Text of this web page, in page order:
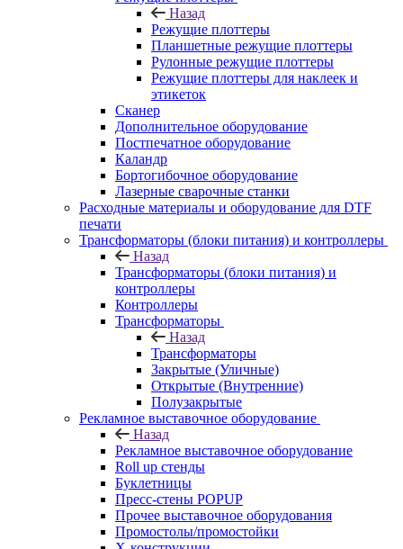
Назад
Режущие плоттеры
Планшетные режущие плоттеры
Рулонные режущие плоттеры
Режущие плоттеры для наклеек и
этикеток
Сканер
Дополнительное оборудование
Постпечатное оборудование
Каландр
Бортогибочное оборудование
Лазерные сварочные станки
Расходные материалы и оборудование для DTF
печати
Трансформаторы (блоки питания) и контроллеры
Назад
Трансформаторы (блоки питания) и
контроллеры
Контроллеры
Трансформаторы
Назад
Трансформаторы
Закрытые (Уличные)
Открытые (Внутренние)
Полузакрытые
Рекламное выставочное оборудование
Назад
Рекламное выставочное оборудование
Roll up стенды
Буклетницы
Пресс-стены POPUP
Прочее выставочное оборудования
Промостолы/промостойки